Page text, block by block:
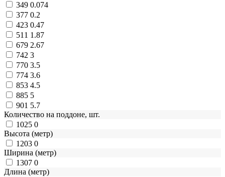
349 0.074
377 0.2
423 0.47
511 1.87
679 2.67
742 3
770 3.5
774 3.6
853 4.5
885 5
901 5.7
Количество на поддоне, шт.
1025 0
Высота (метр)
1203 0
Ширина (метр)
1307 0
Длина (метр)